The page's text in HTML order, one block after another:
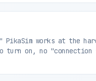
works at the
turn on, no